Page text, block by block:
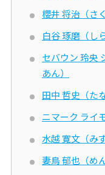
櫻井 将治（さ
白谷 琢磨（し
セバウン 玲央
あん）
田中 哲史（た
ニマーク ライ
水越 寛文（み
妻鳥 郁也（め